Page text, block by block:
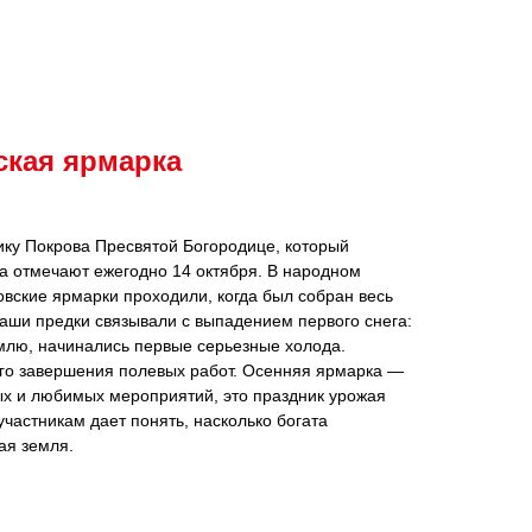
ярмарка
Покрова Пресвятой Богородице, который
отмечают ежегодно 14 октября. В народном
ярмарки проходили, когда был собран весь
предки связывали с выпадением первого снега:
начинались первые серьезные холода.
завершения полевых работ. Осенняя ярмарка —
и любимых мероприятий, это праздник урожая
дает понять, насколько богата
земля.